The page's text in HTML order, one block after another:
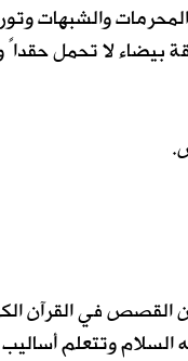
والشبهات
بيضاء لا تحمل
القصص في القرآن
وتتعلم أساليب